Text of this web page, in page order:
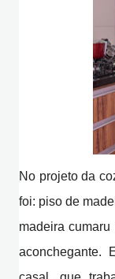
No projeto da
foi: piso de
madeira
aconchegante.